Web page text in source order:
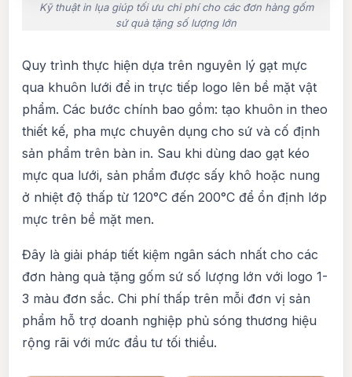
Kỹ thuật in lụa giúp tối ưu chi phí cho các đơn hàng gốm
sứ quà tặng số lượng lớn
Quy trình thực hiện dựa trên nguyên lý gạt mực
qua khuôn lưới để in trực tiếp logo lên bề mặt vật
phẩm. Các bước chính bao gồm: tạo khuôn in theo
thiết kế, pha mực chuyên dụng cho sứ và cố định
sản phẩm trên bàn in. Sau khi dùng dao gạt kéo
mực qua lưới, sản phẩm được sấy khô hoặc nung
ở nhiệt độ thấp từ 120°C đến 200°C để ổn định lớp
mực trên bề mặt men.
Đây là giải pháp tiết kiệm ngân sách nhất cho các
đơn hàng quà tặng gốm sứ số lượng lớn với logo 1-
3 màu đơn sắc. Chi phí thấp trên mỗi đơn vị sản
phẩm hỗ trợ doanh nghiệp phủ sóng thương hiệu
rộng rãi với mức đầu tư tối thiểu.